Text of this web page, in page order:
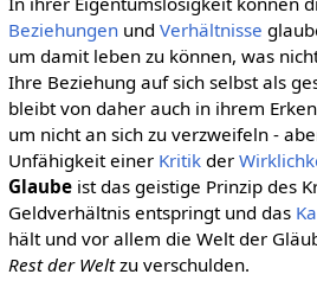
Beziehungenund Verhältnisse
um damit leben zu können, was
Ihre Beziehung auf sich selbst als
bleibt von daher auch in ihrem
um nicht an sich zu verzweifeln -
Unfähigkeit einer Kritikder
Glaubeist das geistige Prinzip des
Geldverhältnis entspringt und das
hält und vor allem die Welt der
Rest der Weltzu verschulden.